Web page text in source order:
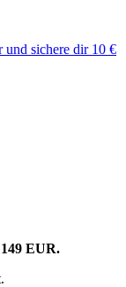
und sichere dir 10 €
EUR.